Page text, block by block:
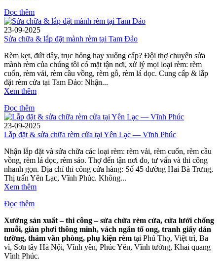
Đọc thêm
23-09-2025
Sửa chữa & lắp đặt mành rèm tại Tam Đảo
Rèm kẹt, đứt dây, trục hỏng hay xuống cấp? Đội thợ chuyên sửa
mành rèm của chúng tôi có mặt tận nơi, xử lý mọi loại rèm: rèm
cuốn, rèm vải, rèm cầu vồng, rèm gỗ, rèm lá dọc. Cung cấp & lắp
đặt rèm cửa tại Tam Đảo: Nhận...
Xem thêm
Đọc thêm
23-09-2025
Lắp đặt & sửa chữa rèm cửa tại Yên Lạc — Vĩnh Phúc
Nhận lắp đặt và sửa chữa các loại rèm: rèm vải, rèm cuốn, rèm cầu
vồng, rèm lá dọc, rèm sáo. Thợ đến tận nơi đo, tư vấn và thi công
nhanh gọn. Địa chỉ thi công cửa hàng: Số 45 đường Hai Bà Trưng,
Thị trấn Yên Lạc, Vĩnh Phúc. Không...
Xem thêm
Đọc thêm
Xưởng sản xuất – thi công – sửa chữa rèm cửa, cửa lưới chống
muỗi, giàn phơi thông minh, vách ngăn tổ ong, tranh giấy dán
tường, thảm văn phòng, phụ kiện rèm tại Phú Thọ, Việt trì, Ba
vì, Sơn tây Hà Nội, Vĩnh yên, Phúc Yên, Vĩnh tường, Khai quang
Vĩnh Phúc.